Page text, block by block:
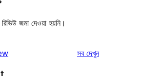
জমা দেওয়া হয়নি।
সবরিভিউ
দেখুন